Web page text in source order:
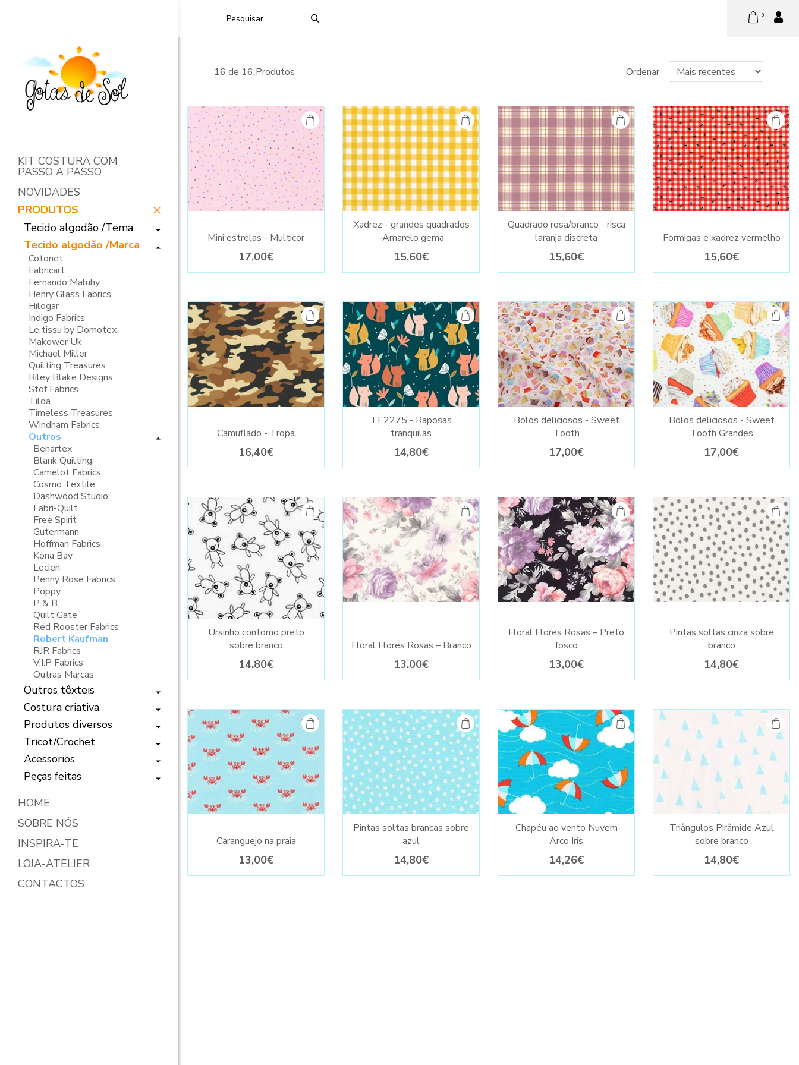
KIT COSTURA COM
PASSO A PASSO
NOVIDADES
PRODUTOS
Tecido algodão /Tema
Tecido algodão /Marca
Cotonet
Fabricart
Fernando Maluhy
Henry Glass Fabrics
Hilogar
Indigo Fabrics
Le tissu by Domotex
Makower Uk
Michael Miller
Quilting Treasures
Riley Blake Designs
Stof Fabrics
Tilda
Timeless Treasures
Windham Fabrics
Outros
Benartex
Blank Quilting
Camelot Fabrics
Cosmo Textile
Dashwood Studio
Fabri-Quilt
Free Spirit
Gutermann
Hoffman Fabrics
Kona Bay
Lecien
Penny Rose Fabrics
Poppy
P & B
Quilt Gate
Red Rooster Fabrics
Robert Kaufman
RJR Fabrics
V.I.P Fabrics
Outras Marcas
Outros têxteis
Costura criativa
Produtos diversos
Tricot/Crochet
Acessorios
Peças feitas
HOME
SOBRE NÓS
INSPIRA-TE
LOJA-ATELIER
CONTACTOS
0
16 de 16 Produtos Ordenar
Mini estrelas - Multicor
17,00€
Xadrez - grandes quadrados
-Amarelo gema
15,60€
Quadrado rosa/branco - risca
laranja discreta
15,60€
Formigas e xadrez vermelho
15,60€
Camuflado - Tropa
16,40€
TE2275 - Raposas
tranquilas
14,80€
Bolos deliciosos - Sweet
Tooth
17,00€
Bolos deliciosos - Sweet
Tooth Grandes
17,00€
Ursinho contorno preto
sobre branco
14,80€
Floral Flores Rosas – Branco
13,00€
Floral Flores Rosas – Preto
fosco
13,00€
Pintas soltas cinza sobre
branco
14,80€
Caranguejo na praia
13,00€
Pintas soltas brancas sobre
azul
14,80€
Chapéu ao vento Nuvem
Arco Iris
14,26€
Triângulos Pirâmide Azul
sobre branco
14,80€